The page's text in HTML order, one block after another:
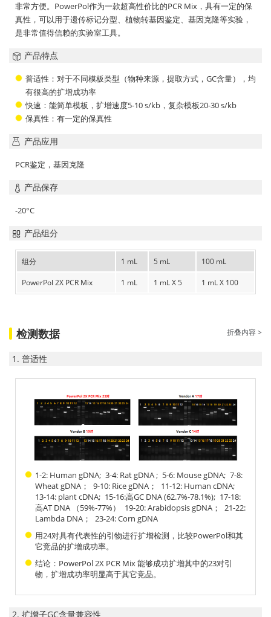
非常方便。PowerPol作为一款超高性价比的PCR Mix，具有一定的保
真性，可以用于遗传标记分型、植物转基因鉴定、基因克隆等实验，
是非常值得信赖的实验室工具。
产品特点
普适性：对于不同模板类型（物种来源，提取方式，GC含量），均
有很高的扩增成功率
快速：能简单模板，扩增速度5-10 s/kb，复杂模板20-30 s/kb
保真性：有一定的保真性
产品应用
PCR鉴定，基因克隆
产品保存
-20°C
产品组分
组分 1 mL 5 mL 100 mL
PowerPol 2X PCR Mix 1 mL 1 mL X 5 1 mL X 100
检测数据 折叠内容 >
1. 普适性
1-2: Human gDNA; 3-4: Rat gDNA ; 5-6: Mouse gDNA; 7-8:
Wheat gDNA； 9-10: Rice gDNA； 11-12: Human cDNA;
13-14: plant cDNA; 15-16:高GC DNA (62.7%-78.1%); 17-18:
高AT DNA （59%-77%） 19-20: Arabidopsis gDNA； 21-22:
Lambda DNA； 23-24: Corn gDNA
用24对具有代表性的引物进行扩增检测，比较PowerPol和其
它竞品的扩增成功率。
结论：PowerPol 2X PCR Mix 能够成功扩增其中的23对引
物，扩增成功率明显高于其它竞品。
2. 扩增子GC含量兼容性